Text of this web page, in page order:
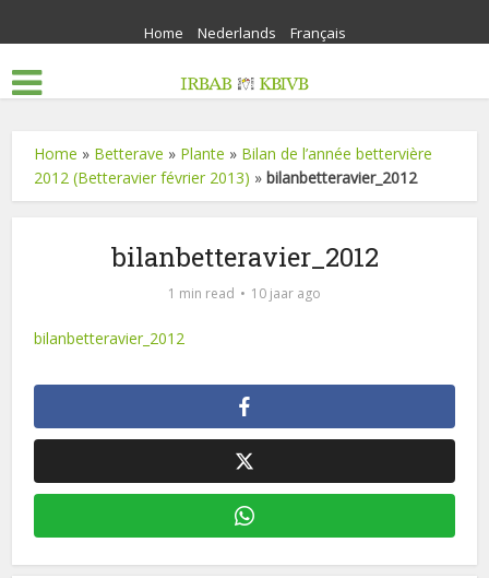
Home Nederlands Français
Home » Betterave » Plante » Bilan de l’année bettervière
2012 (Betteravier février 2013) »bilanbetteravier_2012
bilanbetteravier_2012
1 min read 10 jaar ago
bilanbetteravier_2012